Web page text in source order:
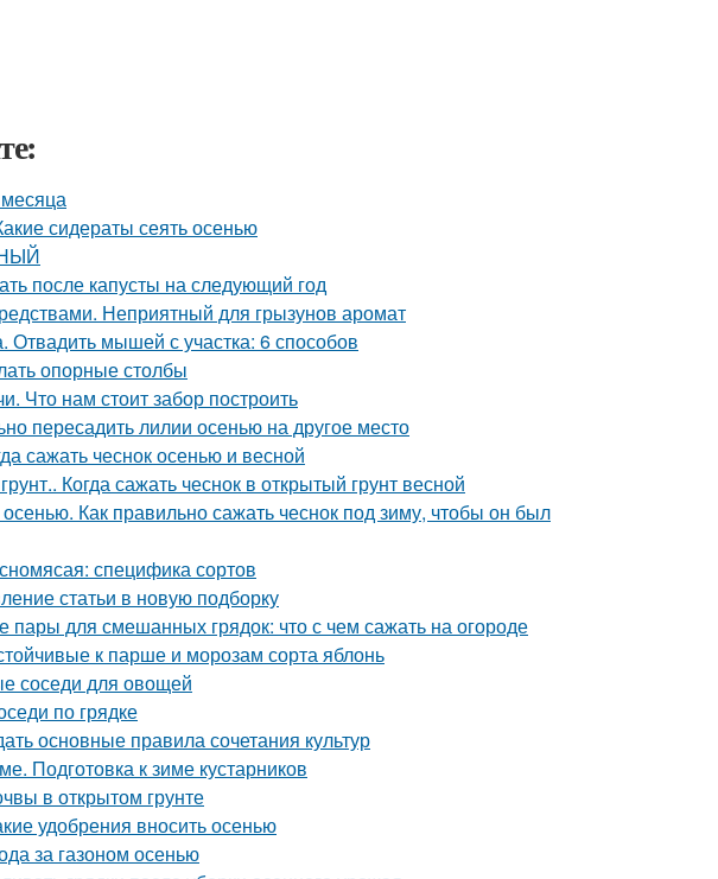
сидераты сеять осенью
после капусты на следующий год
Неприятный для грызунов аромат
Отвадить мышей с участка: 6 способов
опорные столбы
Что нам стоит забор построить
пересадить лилии осенью на другое место
сажать чеснок осенью и весной
Когда сажать чеснок в открытый грунт весной
Как правильно сажать чеснок под зиму, чтобы он был
специфика сортов
статьи в новую подборку
для смешанных грядок: что с чем сажать на огороде
к парше и морозам сорта яблонь
соседи для овощей
по грядке
основные правила сочетания культур
Подготовка к зиме кустарников
в открытом грунте
удобрения вносить осенью
за газоном осенью